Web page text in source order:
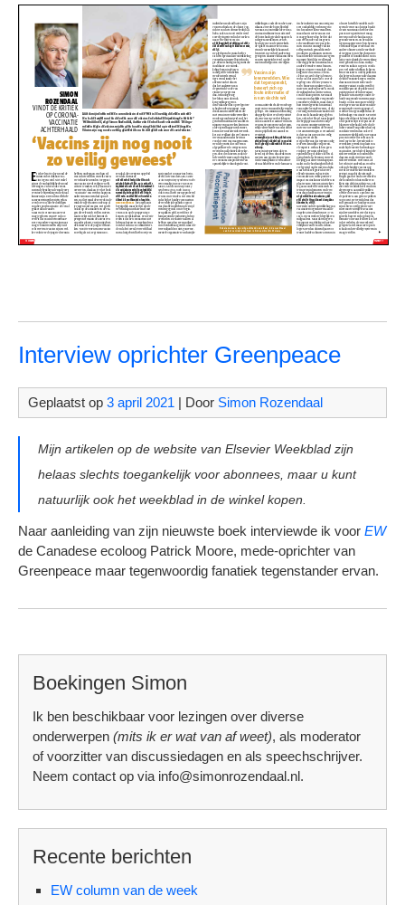
Interview oprichter Greenpeace
Geplaatst op 3 april 2021 | Door Simon Rozendaal
Mijn artikelen op de website van Elsevier Weekblad zijn
helaas slechts toegankelijk voor abonnees, maar u kunt
natuurlijk ook het weekblad in de winkel kopen.
Naar aanleiding van zijn nieuwste boek interviewde ik voor EW
de Canadese ecoloog Patrick Moore, mede-oprichter van
Greenpeace maar tegenwoordig fanatiek tegenstander ervan.
Boekingen Simon
Ik ben beschikbaar voor lezingen over diverse
onderwerpen (mits ik er wat van af weet), als moderator
of voorzitter van discussiedagen en als speechschrijver.
Neem contact op via info@simonrozendaal.nl.
Recente berichten
EW column van de week